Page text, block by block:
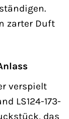
zarter Duft
verspielt
LS124-173-
das